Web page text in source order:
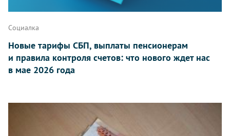
Социалка
Новые тарифы СБП, выплаты пенсионерам
и правила контроля счетов: что нового ждет нас
в мае 2026 года